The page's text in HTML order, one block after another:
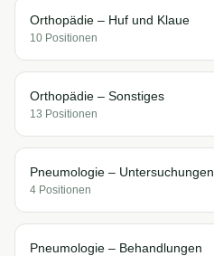
Orthopädie – Huf und Klaue
10 Positionen
Orthopädie – Sonstiges
13 Positionen
Pneumologie – Untersuchungen
4 Positionen
Pneumologie – Behandlungen